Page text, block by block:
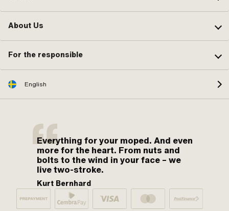
About Us
For the responsible
English
Everything for your moped. And even
more for the heart. From nuts and
bolts to the wind in your face – we
live two-stroke.
Kurt Bernhard